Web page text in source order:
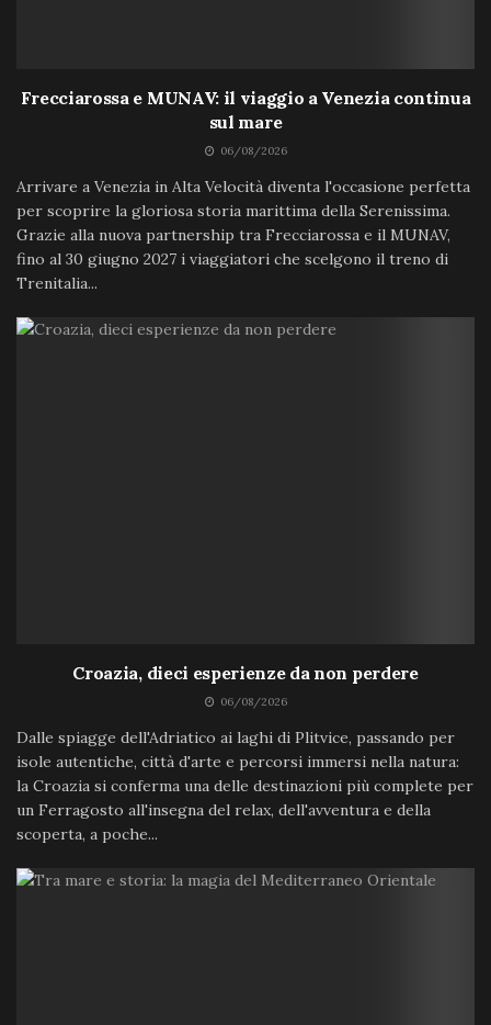
Frecciarossa e MUNAV: il viaggio a Venezia continua
sul mare
06/08/2026
Arrivare a Venezia in Alta Velocità diventa l'occasione perfetta
per scoprire la gloriosa storia marittima della Serenissima.
Grazie alla nuova partnership tra Frecciarossa e il MUNAV,
fino al 30 giugno 2027 i viaggiatori che scelgono il treno di
Trenitalia...
Croazia, dieci esperienze da non perdere
06/08/2026
Dalle spiagge dell'Adriatico ai laghi di Plitvice, passando per
isole autentiche, città d'arte e percorsi immersi nella natura:
la Croazia si conferma una delle destinazioni più complete per
un Ferragosto all'insegna del relax, dell'avventura e della
scoperta, a poche...